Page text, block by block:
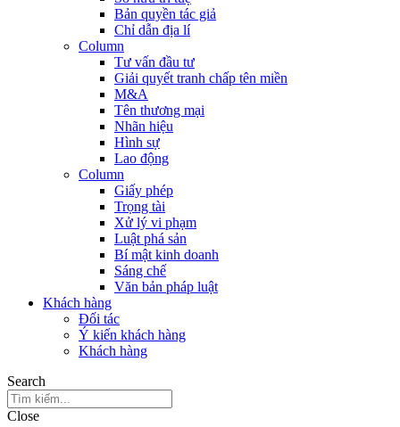
Bản quyền tác giả
Chỉ dẫn địa lí
Column
Tư vấn đầu tư
Giải quyết tranh chấp tên miền
M&A
Tên thương mại
Nhãn hiệu
Hình sự
Lao động
Column
Giấy phép
Trọng tài
Xử lý vi phạm
Luật phá sản
Bí mật kinh doanh
Sáng chế
Văn bản pháp luật
Khách hàng
Đối tác
Ý kiến khách hàng
Khách hàng
Search
Close